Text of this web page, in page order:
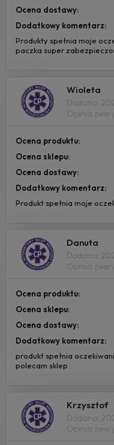
Ocena dostawy:
Dodatkowy komentarz:
Produkty spełnia moje
paczka super
Wioleta
Dodano:
Opinia
Ocena produktu:
Ocena sklepu:
Ocena dostawy:
Dodatkowy komentarz:
Produkt spełnia moje
Danuta
Dodano:
Opinia
Ocena produktu:
Ocena sklepu:
Ocena dostawy:
Dodatkowy komentarz:
produkt spełnia
polecam sklep
Krzysztof
Dodano:
Opinia